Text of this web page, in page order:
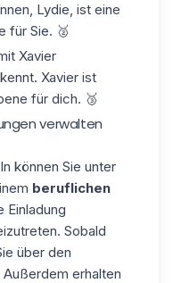
Lydie, ist eine
für Sie. 🥈
Xavier
Xavier ist
für dich. 🥉
verwalten
können Sie unter
beruflichen
Einladung
Sobald
über den
erhalten